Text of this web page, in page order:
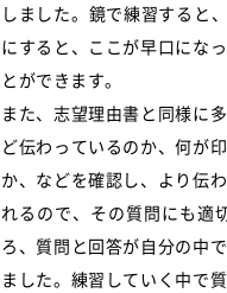
しました。鏡で練習すると
にすると、ここが早口にな
とができます。
また、志望理由書と同様に
ど伝わっているのか、何が
か、などを確認し、より伝
れるので、その質問にも適
ろ、質問と回答が自分の中
ました。練習していく中で